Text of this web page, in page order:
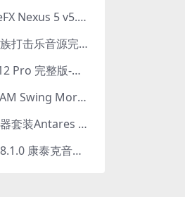
合成器 reFX Nexus 5 v5.1.8 [Incl. Nexus 5 Content] PC/v5.1.8 MAC
维吾尔民族打击乐音源完整版 World Ethnic Music Uyghur Instruments v1.0.1 [KONTAKT]
Cubase 12 Pro 完整版-WIN/MAC（含全部扩展插件）
ProjectSAM Swing More! [KONTAKT]（37.2GB）
人声效果器套装Antares Auto-Tune Unlimited 2023.12 CE-V.R-Win
Kontakt 8.1.0 康泰克音源采样器 Win/Mac 最新版本